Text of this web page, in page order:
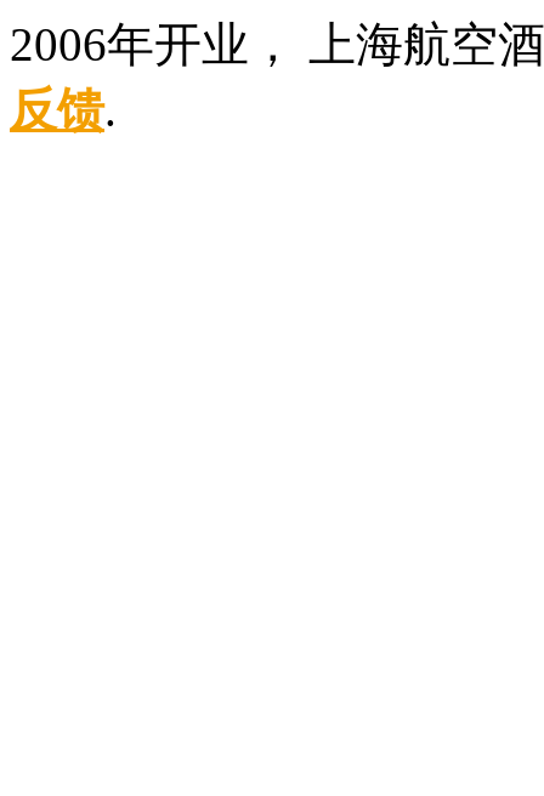
2006年开业， 上海航
反馈.